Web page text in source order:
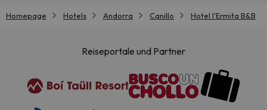
Homepage Hotels Andorra Canillo Hotel l'Ermita B&B
Reiseportale und Partner